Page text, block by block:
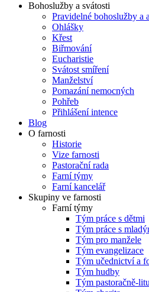
Bohoslužby a svátosti
Pravidelné bohoslužby a
Ohlášky
Křest
Biřmování
Eucharistie
Svátost smíření
Manželství
Pomazání nemocných
Pohřeb
Přihlášení intence
Blog
O farnosti
Historie
Vize farnosti
Pastorační rada
Farní týmy
Farní kancelář
Skupiny ve farnosti
Farní týmy
Tým práce s dětmi
Tým práce s
Tým pro manžele
Tým evangelizace
Tým učednictví a
Tým hudby
Tým pastoračně-